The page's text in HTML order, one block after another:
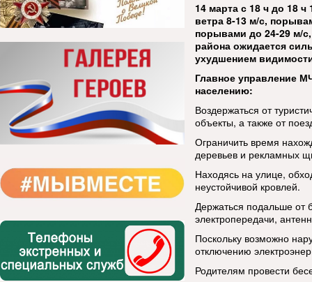
14 марта с 18 ч до 18
ветра 8-13 м/с,
порывами до 24-29 м/
района ожидается
ухудшением
Главное управление
населению:
Воздержаться от
объекты, а также от
Ограничить время
деревьев и рекламных
Находясь на улице,
неустойчивой кровлей.
Держаться подальше от
электропередачи,
Поскольку возможно
отключению
Родителям провести